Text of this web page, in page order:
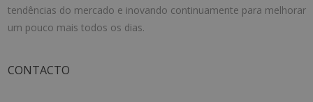
tendências do mercado e inovando continuamente para melhorar
um pouco mais todos os dias.
CONTACTO